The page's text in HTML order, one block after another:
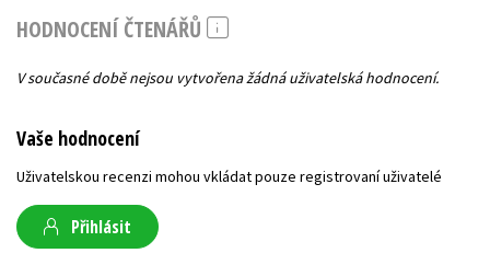
HODNOCENÍ ČTENÁŘŮ
V současné době nejsou vytvořena žádná uživatelská hodnocení.
Vaše hodnocení
Uživatelskou recenzi mohou vkládat pouze registrovaní uživatelé
Přihlásit